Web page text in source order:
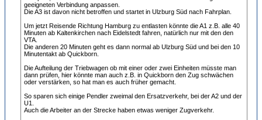
geeigneten Verbindung anpassen.
Die A3 ist davon nicht betroffen und startet in Ulzburg Süd nach Fahrplan.
Um jetzt Reisende Richtung Hamburg zu entlasten könnte die A1 z.B. alle 40
Minuten ab Kaltenkirchen nach Eidelstedt fahren, natürlich nur mit den den
VTA.
Die anderen 20 Minuten geht es dann normal ab Ulzburg Süd und bei den 10
Minutentakt ab Quickborn.
Die Aufteilung der Triebwagen ob mit einer oder zwei Einheiten müsste man
dann prüfen, hier könnte man auch z.B. in Quickborn den Zug schwächen
oder verstärken, so hat man es auch früher gemacht.
So sparen sich einige Pendler zweimal den Ersatzverkehr, bei der A2 und der
U1.
Auch die Arbeiter an der Strecke haben etwas weniger Zugverkehr.